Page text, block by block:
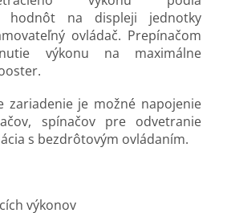
hodnôt na displeji jednotky
ovládač. Prepínačom
výkonu na maximálne
zariadenie je možné napojenie
spínačov pre odvetranie
s bezdrôtovým ovládaním.
výkonov